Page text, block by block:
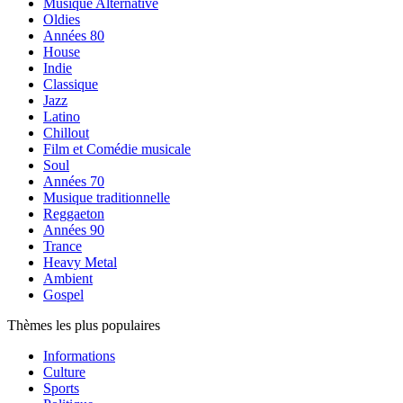
Musique Alternative
Oldies
Années 80
House
Indie
Classique
Jazz
Latino
Chillout
Film et Comédie musicale
Soul
Années 70
Musique traditionnelle
Reggaeton
Années 90
Trance
Heavy Metal
Ambient
Gospel
Thèmes les plus populaires
Informations
Culture
Sports